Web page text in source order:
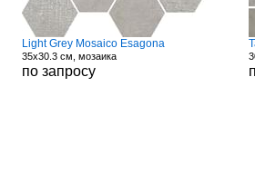
Light Grey Mosaico Esagona
35x30.3 см, мозаика
по запросу